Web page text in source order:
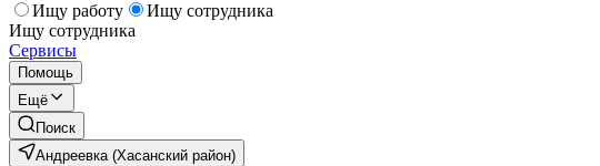
Ищу работу
Ищу сотрудника
Ищу сотрудника
Сервисы
Помощь
Ещё
Поиск
Андреевка (Хасанский район)